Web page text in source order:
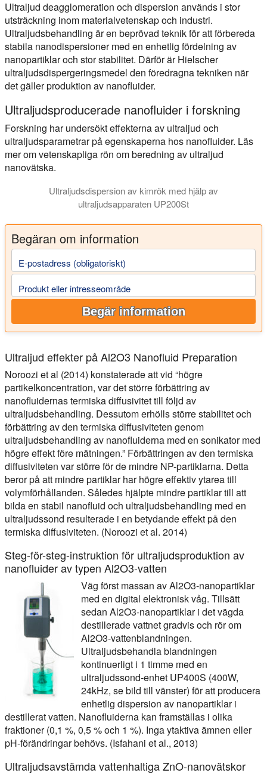
Ultraljud deagglomeration och dispersion används i stor
utsträckning inom materialvetenskap och industri.
Ultraljudsbehandling är en beprövad teknik för att förbereda
stabila nanodispersioner med en enhetlig fördelning av
nanopartiklar och stor stabilitet. Därför är Hielscher
ultraljudsdispergeringsmedel den föredragna tekniken när
det gäller produktion av nanofluider.
Ultraljudsproducerade nanofluider i forskning
Forskning har undersökt effekterna av ultraljud och
ultraljudsparametrar på egenskaperna hos nanofluider. Läs
mer om vetenskapliga rön om beredning av ultraljud
nanovätska.
Ultraljudsdispersion av kimrök med hjälp av
ultraljudsapparaten UP200St
Begäran om information
E-postadress (obligatoriskt)
Produkt eller intresseområde
Begär information
Ultraljud effekter på Al2O3 Nanofluid Preparation
Noroozi et al (2014) konstaterade att vid “högre
partikelkoncentration, var det större förbättring av
nanofluidernas termiska diffusivitet till följd av
ultraljudsbehandling. Dessutom erhölls större stabilitet och
förbättring av den termiska diffusiviteten genom
ultraljudsbehandling av nanofluiderna med en sonikator med
högre effekt före mätningen.” Förbättringen av den termiska
diffusiviteten var större för de mindre NP-partiklarna. Detta
beror på att mindre partiklar har högre effektiv ytarea till
volymförhållanden. Således hjälpte mindre partiklar till att
bilda en stabil nanofluid och ultraljudsbehandling med en
ultraljudssond resulterade i en betydande effekt på den
termiska diffusiviteten. (Noroozi et al. 2014)
Steg-för-steg-instruktion för ultraljudsproduktion av
nanofluider av typen Al2O3-vatten
Väg först massan av Al2O3-nanopartiklar
med en digital elektronisk våg. Tillsätt
sedan Al2O3-nanopartiklar i det vägda
destillerade vattnet gradvis och rör om
Al2O3-vattenblandningen.
Ultraljudsbehandla blandningen
kontinuerligt i 1 timme med en
ultraljudssond-enhet UP400S (400W,
24kHz, se bild till vänster) för att producera
enhetlig dispersion av nanopartiklar i
destillerat vatten. Nanofluiderna kan framställas i olika
fraktioner (0,1 %, 0,5 % och 1 %). Inga ytaktiva ämnen eller
pH-förändringar behövs. (Isfahani et al., 2013)
Ultraljudsavstämda vattenhaltiga ZnO-nanovätskor